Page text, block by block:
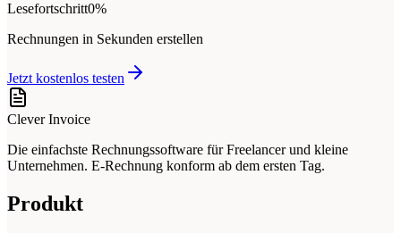
Lesefortschritt0%
Rechnungen in Sekunden erstellen
Jetzt kostenlos testen
Clever Invoice
Die einfachste Rechnungssoftware für Freelancer und kleine
Unternehmen. E-Rechnung konform ab dem ersten Tag.
Produkt